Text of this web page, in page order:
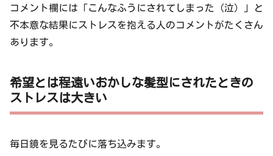
コメント欄には「こんなふうにされてしまった（泣）」と
不本意な結果にストレスを抱える人のコメントがたくさん
あります。
希望とは程遠いおかしな髪型にされたときの
ストレスは大きい
毎日鏡を見るたびに落ち込みます。